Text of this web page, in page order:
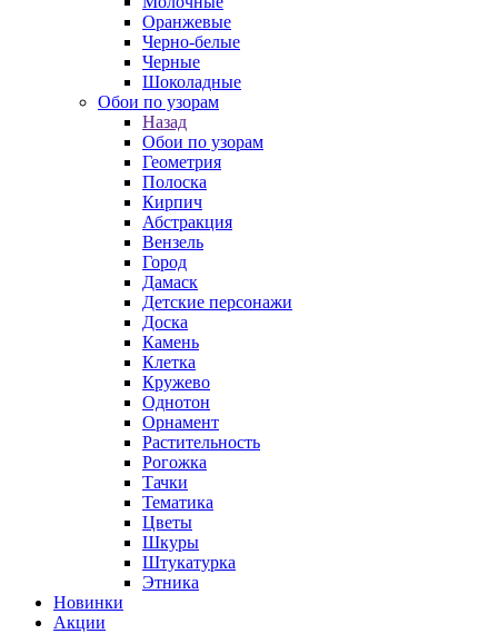
Оранжевые
Черно-белые
Черные
Шоколадные
Обои по узорам
Назад
Обои по узорам
Геометрия
Полоска
Кирпич
Абстракция
Вензель
Город
Дамаск
Детские персонажи
Доска
Камень
Клетка
Кружево
Однотон
Орнамент
Растительность
Рогожка
Тачки
Тематика
Цветы
Шкуры
Штукатурка
Этника
Новинки
Акции